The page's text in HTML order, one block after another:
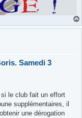
Samedi 3
si le club fait un effort
supplémentaires, il
une dérogation